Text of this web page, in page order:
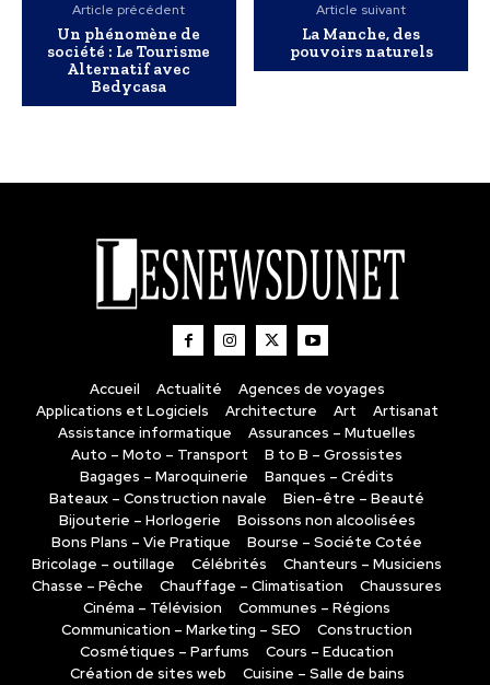
Article précédent
Un phénomène de
société : Le Tourisme
Alternatif avec
Bedycasa
Article suivant
La Manche, des
pouvoirs naturels
Accueil Actualité
Agences de voyages
Applications et Logiciels
Architecture Art
Artisanat
Assistance informatique
Assurances – Mutuelles
Auto – Moto – Transport
B to B – Grossistes
Bagages – Maroquinerie
Banques – Crédits
Bateaux – Construction navale
Bien-être – Beauté
Bijouterie – Horlogerie
Boissons non alcoolisées
Bons Plans – Vie Pratique
Bourse – Sociéte Cotée
Bricolage – outillage
Célébrités
Chanteurs – Musiciens
Chasse – Pêche
Chauffage – Climatisation
Chaussures
Cinéma – Télévision
Communes – Régions
Communication – Marketing – SEO
Construction
Cosmétiques – Parfums
Cours – Education
Création de sites web
Cuisine – Salle de bains